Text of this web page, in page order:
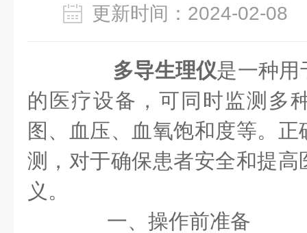
更新时间：2024-02-
多导生理仪是一种用
的医疗设备，可同时监测多
图、血压、血氧饱和度等。
测，对于确保患者安全和提
义。
一、操作前准备